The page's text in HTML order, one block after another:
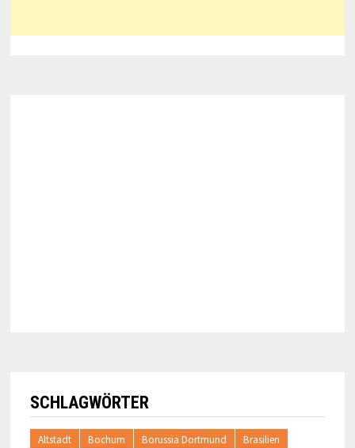
SCHLAGWÖRTER
Altstadt Bochum Borussia Dortmund
Brasilien